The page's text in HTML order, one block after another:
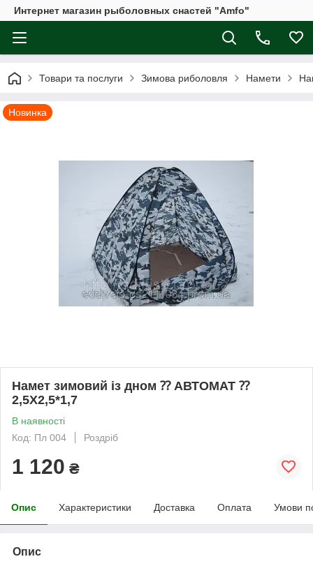
Интернет магазин рыболовных снастей "Amfo"
Товари та послуги Зимова риболовля Намети
Новинка
Намет зимовий із дном ⁇ АВТОМАТ ⁇
2,5Х2,5*1,7
В наявності
Код: Пл 004
Роздріб
1 120 ₴
Опис Характеристики Доставка Оплата Умови
Опис